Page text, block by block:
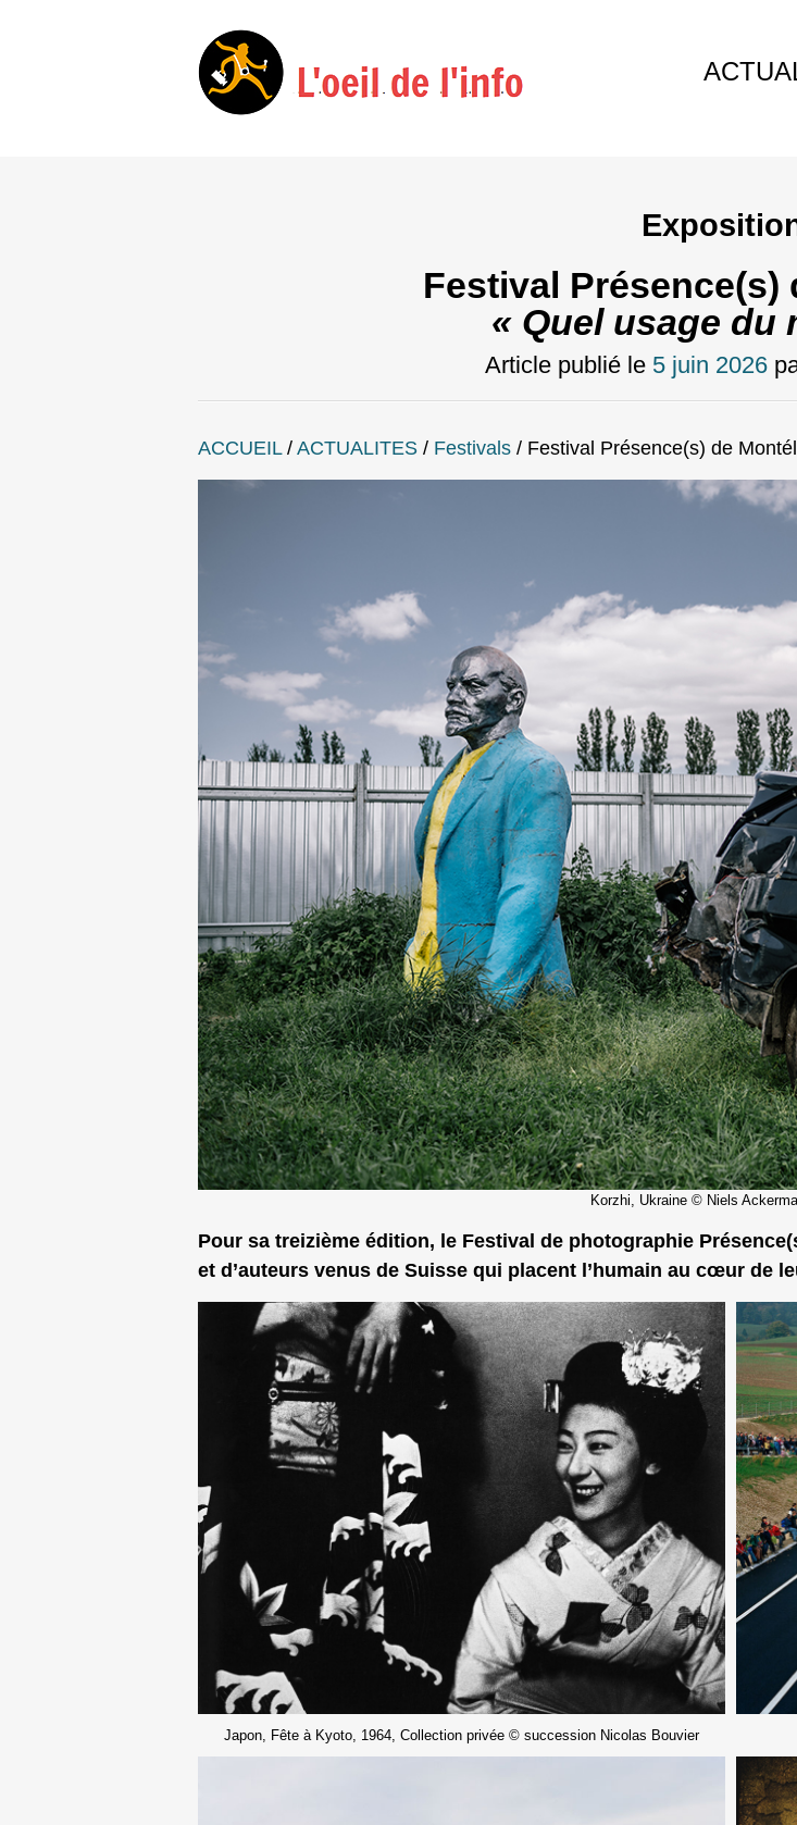
Skip
Festival Présence(s)
« Quel usage du
Article publié le 5 juin 2026
ACCUEIL/ ACTUALITES / Festivals / Festival Présence(s) de
Korzhi, Ukraine © Niels
Pour sa treizième édition, le Festival de photographie
et d’auteurs venus de Suisse qui placent l’humain au cœur de
Japon, Fête à Kyoto, 1964, Collection privée © succession Nicolas Bouvier